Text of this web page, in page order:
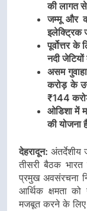
की लागत से
जम्मू और
इलेक्ट्रिक
पूर्वोत्तर
नदी जेटियों
असम
करोड़ के
₹144
ओडिशा में
की योजना
देहरादून: अंतर्देशीय
तीसरी बैठक
प्रमुख अवसंरचना
आर्थिक क्षमता
मजबूत करने के लिए